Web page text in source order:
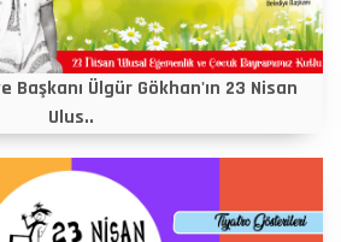
Başkanı Ülgür Gökhan'ın 23 Nisan
Ulus..